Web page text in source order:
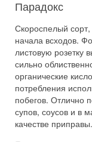
Парадокс
Скороспелый
начала всходов.
листовую розетку
сильно
органические
потребления
побегов. Отлично
супов, соусов и в
качестве приправы.